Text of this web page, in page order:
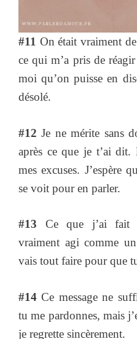
#11 On était vraiment
ce qui m’a pris de
moi qu’on puisse en
désolé.
#12 Je ne mérite sans
après ce que je t’ai dit.
mes excuses. J’espère
se voit pour en parler.
#13 Ce que j’ai fait
vraiment agi comme
vais tout faire pour que
#14 Ce message ne
tu me pardonnes, mais
je regrette sincèrement.